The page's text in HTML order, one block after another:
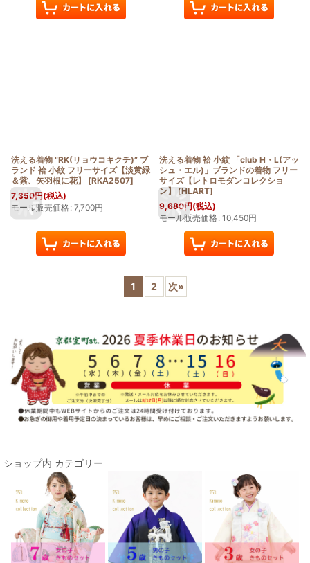
洗える着物 “RK(リョウコキクチ)” ブ
ランド 袷 小紋 フリーサイズ【淡黄緑
＆紫、矢羽根に花】
[RKA2507]
7,350円(税込)
モール販売価格: 7,700円
洗える着物 袷 小紋 「club H・L(アッ
シュ・エル)」ブランドの着物 フリー
サイズ【レトロモダンコレクショ
ン】
[HLART]
9,680円(税込)
モール販売価格: 10,450円
1 2 次»
ショップ内 カテゴリー